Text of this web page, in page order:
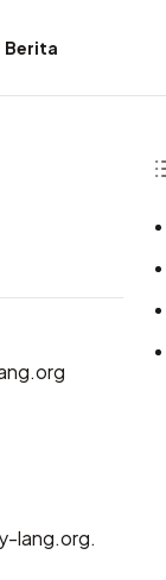
Berita
lang.org.